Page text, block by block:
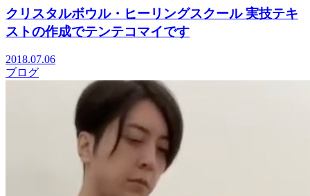
クリスタルボウル・ヒーリングスクール 実技テキ
ストの作成でテンテコマイです
2018.07.06
ブログ